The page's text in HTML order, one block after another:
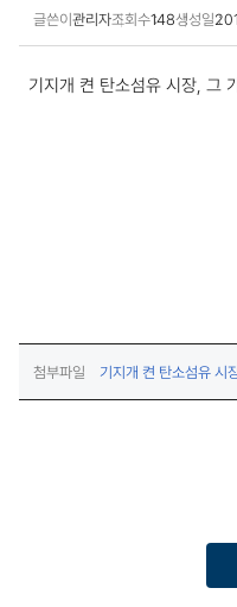
글쓴이 관리자조회수148생성일
기지개 켠 탄소섬유 시장, 그
첨부파일 기지개 켠 탄소섬유 시